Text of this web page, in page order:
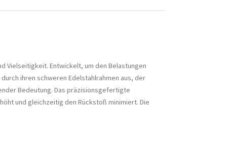
Vielseitigkeit. Entwickelt, um den Belastungen
ihren schweren Edelstahlrahmen aus, der
Bedeutung. Das präzisionsgefertigte
und gleichzeitig den Rückstoß minimiert. Die